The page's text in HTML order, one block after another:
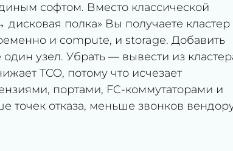
софтом. Вместо классической
полка» Вы получаете кластер
и compute, и storage. Добавить
узел. Убрать — вывести из
TCO, потому что исчезает
портами, FC-коммутаторами и
отказа, меньше звонков